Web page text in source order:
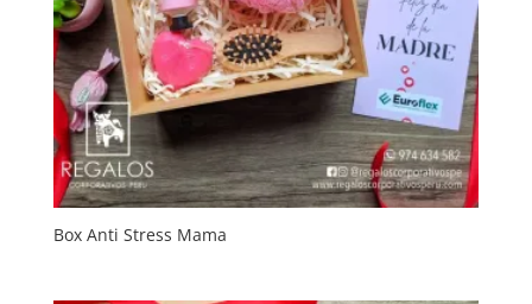
Box Anti Stress Mama